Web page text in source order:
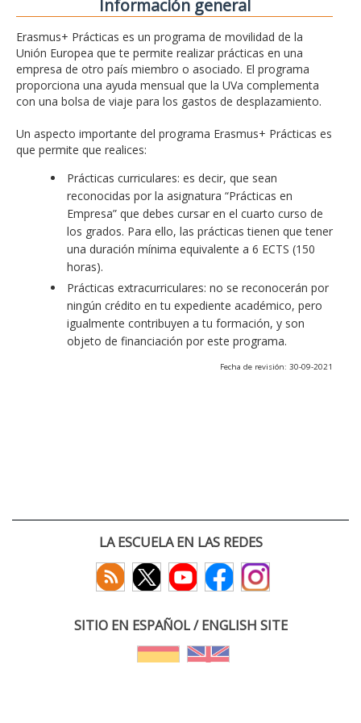
Información general
Erasmus+ Prácticas es un programa de movilidad de la
Unión Europea que te permite realizar prácticas en una
empresa de otro país miembro o asociado. El programa
proporciona una ayuda mensual que la UVa complementa
con una bolsa de viaje para los gastos de desplazamiento.
Un aspecto importante del programa Erasmus+ Prácticas es
que permite que realices:
Prácticas curriculares: es decir, que sean
reconocidas por la asignatura “Prácticas en
Empresa” que debes cursar en el cuarto curso de
los grados. Para ello, las prácticas tienen que tener
una duración mínima equivalente a 6 ECTS (150
horas).
Prácticas extracurriculares: no se reconocerán por
ningún crédito en tu expediente académico, pero
igualmente contribuyen a tu formación, y son
objeto de financiación por este programa.
Fecha de revisión: 30-09-2021
LA ESCUELA EN LAS REDES
SITIO EN ESPAÑOL / ENGLISH SITE